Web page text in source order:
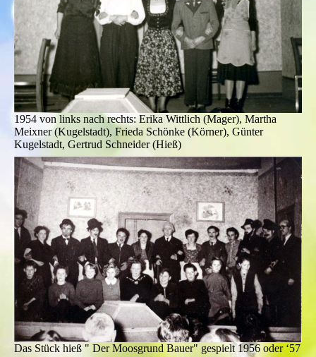
1954 von links nach rechts: Erika Wittlich (Mager), Martha
Meixner (Kugelstadt), Frieda Schönke (Körner), Günter
Kugelstadt, Gertrud Schneider (Hieß)
Das Stück hieß " Der Moosgrund Bauer" gespielt 1956 oder ‘57